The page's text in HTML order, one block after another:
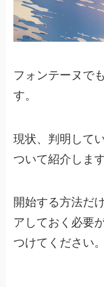
フォンテーヌで
す。
現状、判明して
ついて紹介します
開始する方法だ
アしておく必要
つけてください。